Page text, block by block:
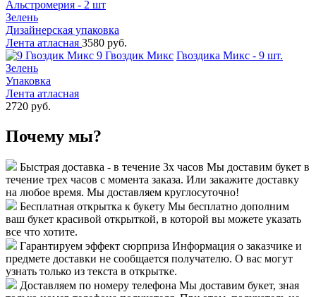
Альстромерия - 2 шт
Зелень
Дизайнерская упаковка
Лента атласная 3580 руб.
9 Гвоздик Микс Гвоздика Микс - 9 шт.
Зелень
Упаковка
Лента атласная
2720 руб.
Почему мы?
Быстрая доставка - в течение 3х часов Мы доставим букет в
течение трех часов с момента заказа. Или закажите доставку
на любое время. Мы доставляем круглосуточно!
Бесплатная открытка к букету Мы бесплатно дополним
ваш букет красивой открыткой, в которой вы можете указать
все что хотите.
Гарантируем эффект сюрприза Информация о заказчике и
предмете доставки не сообщается получателю. О вас могут
узнать только из текста в открытке.
Доставляем по номеру телефона Мы доставим букет, зная